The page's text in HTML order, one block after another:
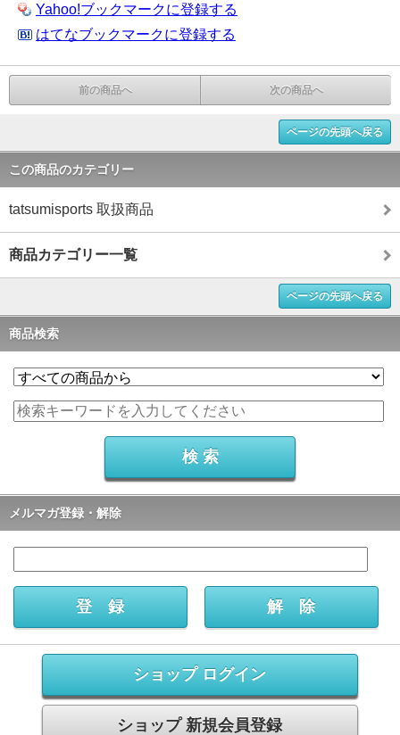
Yahoo!ブックマークに登録する
はてなブックマークに登録する
前の商品へ 次の商品へ
ページの先頭へ戻る
この商品のカテゴリー
tatsumisports 取扱商品
商品カテゴリー一覧
ページの先頭へ戻る
商品検索
メルマガ登録・解除
ショップ ログイン
ショップ 新規会員登録